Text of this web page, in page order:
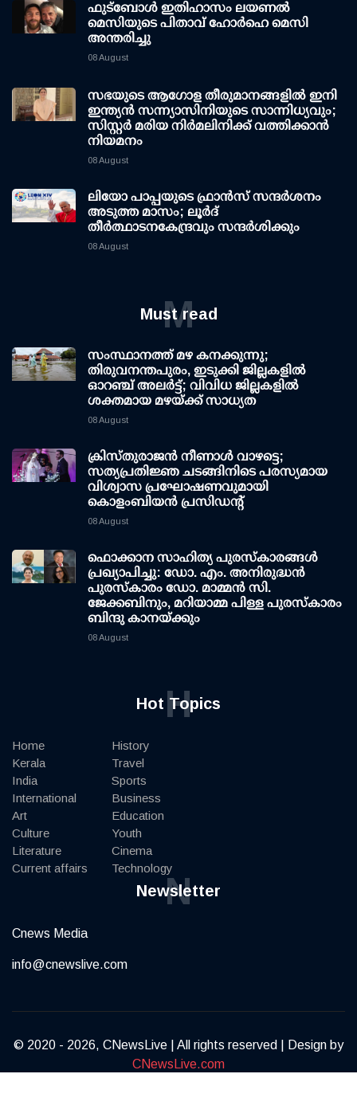
ഫുട്ബോൾ ഇതിഹാസം ലയണൽ
മെസിയുടെ പിതാവ് ഹോർഹെ മെസി
അന്തരിച്ചു
08 August
സഭയുടെ ആഗോള തീരുമാനങ്ങളിൽ ഇനി
ഇന്ത്യൻ സന്ന്യാസിനിയുടെ സാന്നിധ്യവും;
സിസ്റ്റർ മരിയ നിർമലിനിക്ക് വത്തിക്കാൻ
നിയമനം
08 August
ലിയോ പാപ്പയുടെ ഫ്രാൻസ് സന്ദർശനം
അടുത്ത മാസം; ലൂർദ്
തീർത്ഥാടനകേന്ദ്രവും സന്ദർശിക്കും
08 August
Must read
M
സംസ്ഥാനത്ത് മഴ കനക്കുന്നു;
തിരുവനന്തപുരം, ഇടുക്കി ജില്ലകളിൽ
ഓറഞ്ച് അലർട്ട്; വിവിധ ജില്ലകളിൽ
ശക്തമായ മഴയ്ക്ക് സാധ്യത
08 August
ക്രിസ്തുരാജൻ നീണാൾ വാഴട്ടെ;
സത്യപ്രതിജ്ഞ ചടങ്ങിനിടെ പരസ്യമായ
വിശ്വാസ പ്രഘോഷണവുമായി
കൊളംബിയൻ പ്രസിഡന്റ്
08 August
ഫൊക്കാന സാഹിത്യ പുരസ്‌കാരങ്ങള്‍
പ്രഖ്യാപിച്ചു: ഡോ. എം. അനിരുദ്ധന്‍
പുരസ്‌കാരം ഡോ. മാമ്മന്‍ സി.
ജേക്കബിനും, മറിയാമ്മ പിള്ള പുരസ്‌കാരം
ബിന്ദു കാനയ്ക്കും
08 August
Hot Topics
H
Home
Kerala
India
International
Art
Culture
Literature
Current affairs
History
Travel
Sports
Business
Education
Youth
Cinema
Technology
Newsletter
N
Cnews Media
info@cnewslive.com
© 2020 - 2026, CNewsLive | All rights reserved | Design by
CNewsLive.com